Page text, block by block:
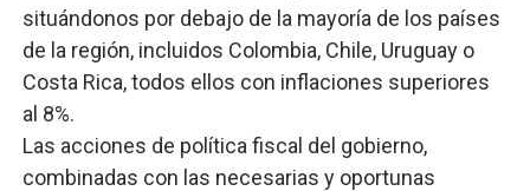
situándonos por debajo de la mayoría de los países
de la región, incluidos Colombia, Chile, Uruguay o
Costa Rica, todos ellos con inflaciones superiores
al 8%.
Las acciones de política fiscal del gobierno,
combinadas con las necesarias y oportunas